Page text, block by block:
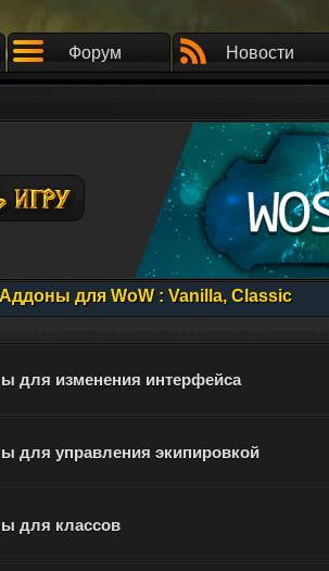
Форум Новости
Аддоны для WoW : Vanilla, Classic
для изменения интерфейса
для управления экипировкой
для классов